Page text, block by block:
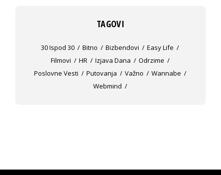
TAGOVI
30 Ispod 30 Bitno Bizbendovi
Easy Life
Filmovi
HR Izjava Dana
Odrzime
Poslovne Vesti
Putovanja Važno
Wannabe
Webmind